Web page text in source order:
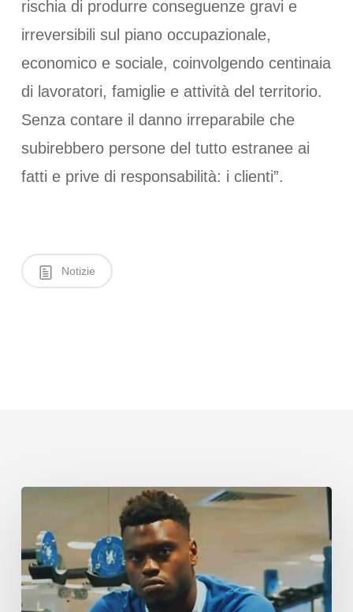
rischia di produrre conseguenze gravi e
irreversibili sul piano occupazionale,
economico e sociale, coinvolgendo centinaia
di lavoratori, famiglie e attività del territorio.
Senza contare il danno irreparabile che
subirebbero persone del tutto estranee ai
fatti e prive di responsabilità: i clienti”.
Notizie